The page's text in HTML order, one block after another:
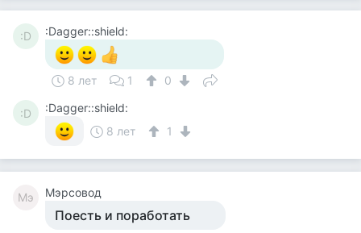
:D :Dagger::shield:
8 лет 1 0
:D
:Dagger::shield:
8 лет
1
Мэ Мэрсовод
Поесть и поработать